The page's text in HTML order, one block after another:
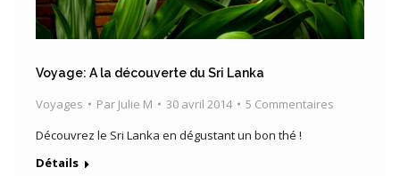
Voyage: A la découverte du Sri Lanka
Voyages Par Julie M 30 avril 2014
5 Commentaires
Découvrez le Sri Lanka en dégustant un bon thé !
Détails